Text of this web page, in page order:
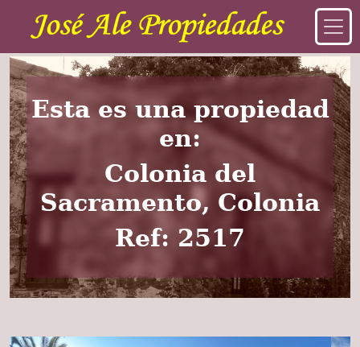
Esta es una propiedad
en:
Colonia del
Sacramento, Colonia
Ref: 2517